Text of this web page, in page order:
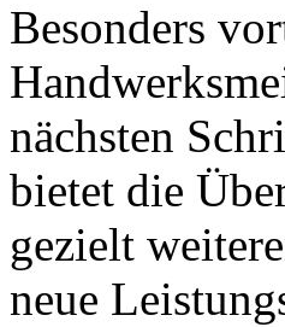
Besonders
nächsten
bietet die
gezielt
neue